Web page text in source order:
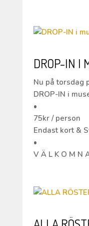
DROP-IN I
Nu på torsdag
DROP-IN i
•
75kr / person
Endast kort &
•
V Ä L K O M N